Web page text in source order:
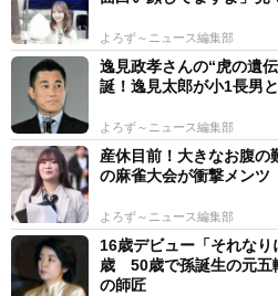
よろず～ニュース編集部
逸見政孝さんの“虎の遺
誕！逸見太郎が小1長男
よろず～ニュース編集部
産休目前！大きなお腹
の麻雀大会が衝撃メン
よろず～ニュース編集部
16歳デビュー「それな
歳 50歳で孫誕生の元
の師匠